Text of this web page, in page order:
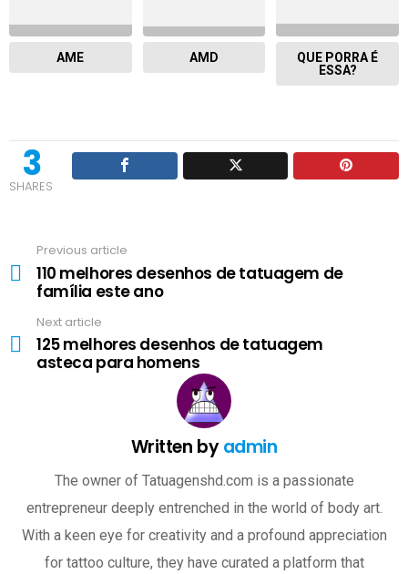
AME AMD
QUE PORRA É
ESSA?
3
SHARES
e
m
Previous article
110 melhores desenhos de tatuagem de
família este ano
Next article
125 melhores desenhos de tatuagem
asteca para homens
Written byadmin
The owner of Tatuagenshd.com is a passionate
entrepreneur deeply entrenched in the world of body art.
With a keen eye for creativity and a profound appreciation
for tattoo culture, they have curated a platform that